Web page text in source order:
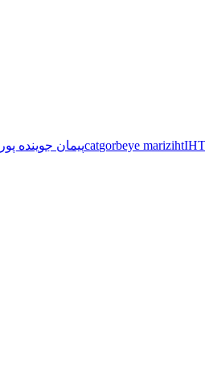
catgorbeye mariziht پیمان جوینده پور